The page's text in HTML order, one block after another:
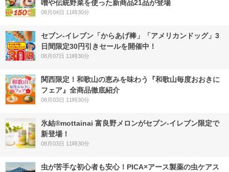
噌や伝統野菜を使った新商品21品が登場
08月04日 11時30分
セブン‐イレブン「からあげ棒」「アメリカンドッグ」3
日間限定30円引きセールを開催中！
08月07日 11時30分
関西限定！和歌山の恵みを味わう『和歌山毎度おおきに
フェア』全商品徹底紹介
08月03日 11時30分
氷結®mottainai 富良野メロンがセブン‐イレブン限定で
新登場！
08月03日 11時30分
虫が苦手な初心者も安心！PICA×アース製薬の虫ケアス